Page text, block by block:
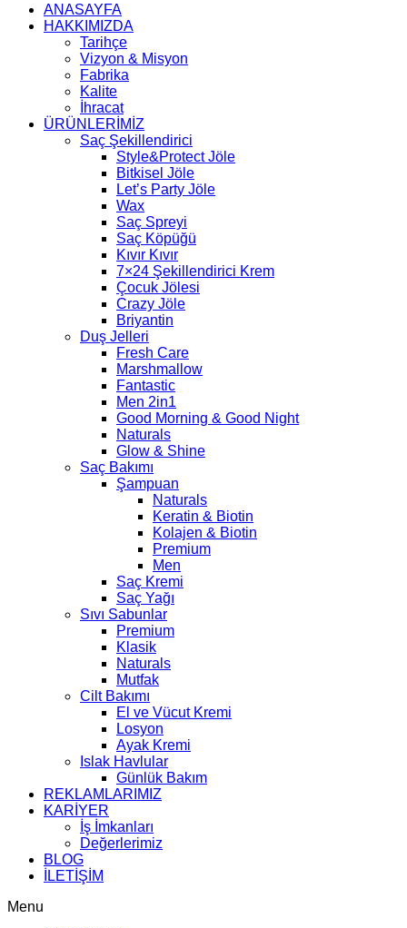
ANASAYFA
HAKKIMIZDA
Tarihçe
Vizyon & Misyon
Fabrika
Kalite
İhracat
ÜRÜNLERİMİZ
Saç Şekillendirici
Style&Protect Jöle
Bitkisel Jöle
Let’s Party Jöle
Wax
Saç Spreyi
Saç Köpüğü
Kıvır Kıvır
7×24 Şekillendirici Krem
Çocuk Jölesi
Crazy Jöle
Briyantin
Duş Jelleri
Fresh Care
Marshmallow
Fantastic
Men 2in1
Good Morning & Good Night
Naturals
Glow & Shine
Saç Bakımı
Şampuan
Naturals
Keratin & Biotin
Kolajen & Biotin
Premium
Men
Saç Kremi
Saç Yağı
Sıvı Sabunlar
Premium
Klasik
Naturals
Mutfak
Cilt Bakımı
El ve Vücut Kremi
Losyon
Ayak Kremi
Islak Havlular
Günlük Bakım
REKLAMLARIMIZ
KARİYER
İş İmkanları
Değerlerimiz
BLOG
İLETİŞİM
Menu